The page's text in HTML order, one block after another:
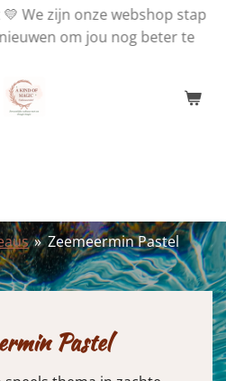
We zijn onze webshop stap
om jou nog beter te
» Zeemeermin Pastel
Pastel